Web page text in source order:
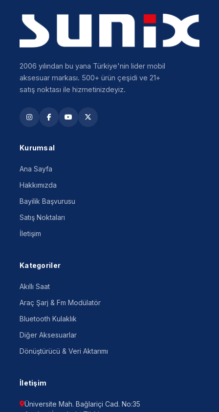
2006 yılından bu yana Türkiye'nin lider mobil
aksesuar markası. 500+ ürün çeşidi ve 21+
satış noktası ile hizmetinizdeyiz.
Kurumsal
Ana Sayfa
Hakkımızda
Bayilik Başvurusu
Satış Noktaları
İletişim
Kategoriler
Akıllı Saat
Araç Şarj & Fm Modülatör
Bluetooth Kulaklık
Diğer Aksesuarlar
Dönüştürücü & Veri Aktarımı
İletişim
Üniversite Mah. Bağlariçi Cad. No:35